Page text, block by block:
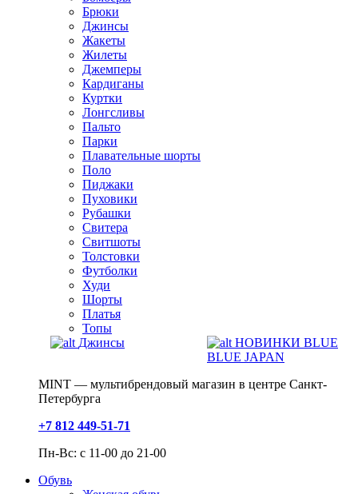
Брюки
Джинсы
Жакеты
Жилеты
Джемперы
Кардиганы
Куртки
Лонгсливы
Пальто
Парки
Плавательные шорты
Поло
Пиджаки
Пуховики
Рубашки
Свитера
Свитшоты
Толстовки
Футболки
Худи
Шорты
Платья
Топы
Джинсы
НОВИНКИ BLUE
BLUE JAPAN
MINT — мультибрендовый магазин в центре Санкт-
Петербурга
+7 812 449-51-71
Пн-Вс: с 11-00 до 21-00
Обувь